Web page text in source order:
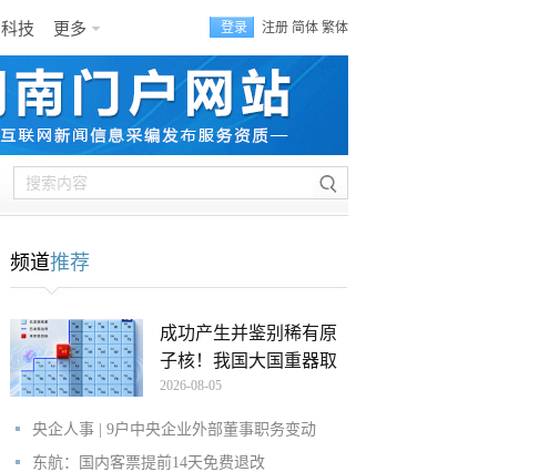
科技 更多 登录 注册 简体 繁体
频道推荐
成功产生并鉴别稀有原
子核！我国大国重器取
2026-08-05
央企人事 | 9户中央企业外部董事职务变动
东航：国内客票提前14天免费退改